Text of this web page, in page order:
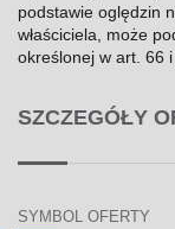
podstawie oględzin
właściciela, może
określonej w art. 66
SZCZEGÓŁY
SYMBOL OFERTY